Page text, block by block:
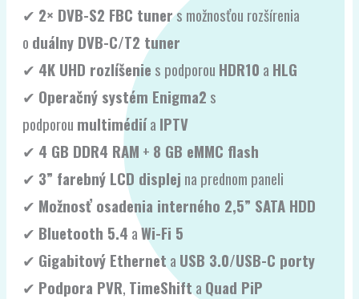
✔ 2× DVB-S2 FBC tuners možnosťou rozšírenia
o duálny DVB-C/T2 tuner
✔ 4K UHD rozlíšenie s podporou HDR10 a HLG
✔ Operačný systém Enigma2 s
podporou multimédiía IPTV
✔ 4 GB DDR4 RAM + 8 GB eMMC flash
✔ 3” farebný LCD displej na prednom paneli
✔ Možnosť osadenia interného 2,5” SATA HDD
✔ Bluetooth 5.4 aWi-Fi 5
✔ Gigabitový Ethernet a USB 3.0/USB-C porty
✔ Podpora PVR, TimeShift a Quad PiP